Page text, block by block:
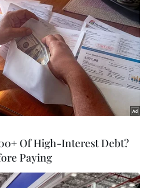
việc Thổ Nhĩ Kỳ dọa
di cư
đe dọa mở cửa biên giới cho người
Chính phủ Đức cho rằng những
ích" cho thỏa thuận về vấn đề
và Thổ Nhĩ Kỳ.
Of High-Interest Debt?
Paying